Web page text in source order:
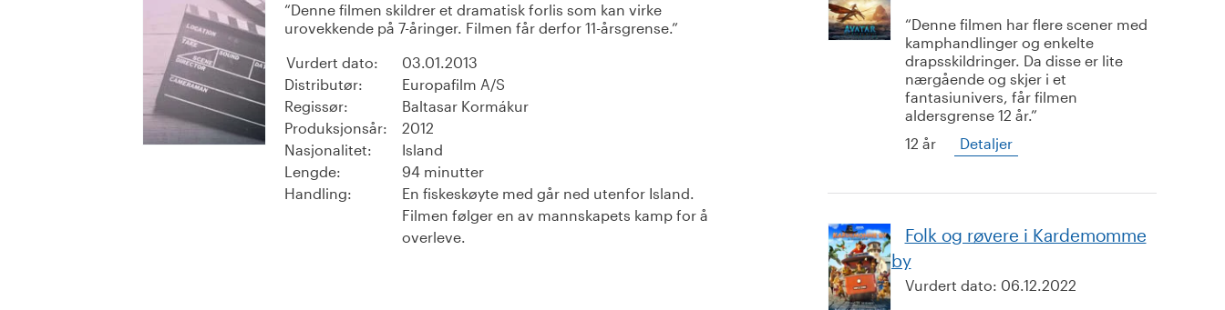
Denne filmen skildrer et dramatisk forlis som kan virke
urovekkende på 7-åringer. Filmen får derfor 11-årsgrense.
Vurdert dato:
03.01.2013
Distributør:
Europafilm A/S
Regissør:
Baltasar Kormákur
Produksjonsår:
2012
Nasjonalitet:
Island
Lengde:
94 minutter
Handling:
En fiskeskøyte med går ned utenfor Island.
Filmen følger en av mannskapets kamp for å
overleve.
Denne filmen har flere scener med
kamphandlinger og enkelte
drapsskildringer. Da disse er lite
nærgående og skjer i et
fantasiunivers, får filmen
aldersgrense 12 år.
12 år
Detaljer
Folk og røvere i Kardemomme
by
Vurdert dato: 06.12.2022